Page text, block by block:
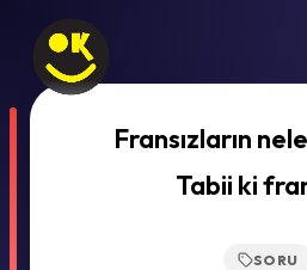
Fransızların
Tabii ki
SORU